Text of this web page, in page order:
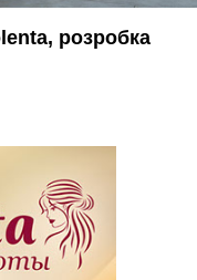
розробка